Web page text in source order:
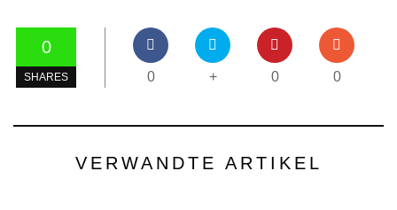
0
SHARES 0 + 0 0
VERWANDTE ARTIKEL